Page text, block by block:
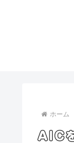
ホーム
AIC